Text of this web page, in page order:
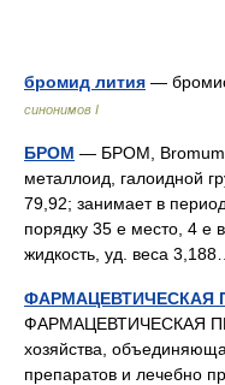
бромид лития —
синонимов I
БРОМ — БРОМ, Bromum
металлоид, галоидной
79,92; занимает в
порядку 35 е место, 4 е
жидкость, уд. веса
ФАРМАЦЕВТИЧЕСКАЯ
хозяйства,
препаратов и лечебно